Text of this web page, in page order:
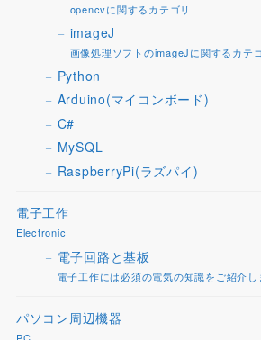
opencvに関するカテゴリ
imageJ
画像処理ソフトのimageJに関するカテ
Python
Arduino(マイコンボード)
C#
MySQL
RaspberryPi(ラズパイ)
電子工作
Electronic
電子回路と基板
電子工作には必須の電気の知識をご紹介し
パソコン周辺機器